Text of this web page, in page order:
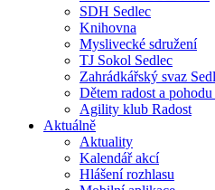
SDH Sedlec
Knihovna
Myslivecké sdružení
TJ Sokol Sedlec
Zahrádkářský svaz
Dětem radost a
Agility klub Radost
Aktuálně
Aktuality
Kalendář akcí
Hlášení rozhlasu